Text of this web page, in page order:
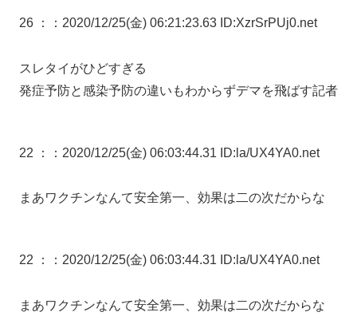
26 ： ：2020/12/25(金) 06:21:23.63 ID:XzrSrPUj0.net
スレタイがひどすぎる
発症予防と感染予防の違いもわからずデマを飛ばす記者
22 ： ：2020/12/25(金) 06:03:44.31 ID:la/UX4YA0.net
まあワクチンなんて安全第一、効果は二の次だからな
22 ： ：2020/12/25(金) 06:03:44.31 ID:la/UX4YA0.net
まあワクチンなんて安全第一、効果は二の次だからな